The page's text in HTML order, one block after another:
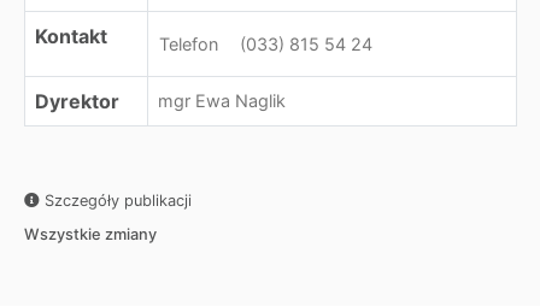
Kontakt Telefon (033) 815 54 24
Dyrektor mgr Ewa Naglik
Szczegóły publikacji
Wszystkie zmiany